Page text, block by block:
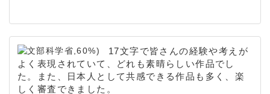
17文字で皆さんの経験や考えが
よく表現されていて、どれも素晴らしい作品でし
た。また、日本人として共感できる作品も多く、楽
しく審査できました。